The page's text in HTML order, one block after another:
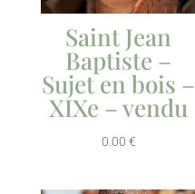
Saint Jean
Baptiste –
Sujet en bois –
XIXe – vendu
0.00 €